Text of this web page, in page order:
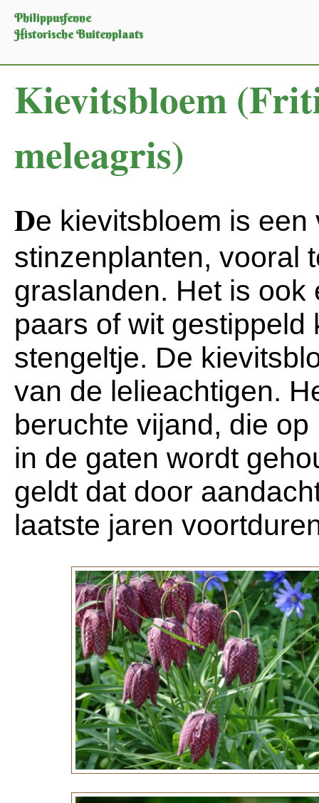
Philippusfenne
Historische Buitenplaats
Kievitsbloem
meleagris)
De kievitsbloem is
stinzenplanten, vooral
graslanden. Het is
paars of wit gestippeld
stengeltje. De
van de lelieachtigen.
beruchte vijand, die
in de gaten wordt
geldt dat door
laatste jaren